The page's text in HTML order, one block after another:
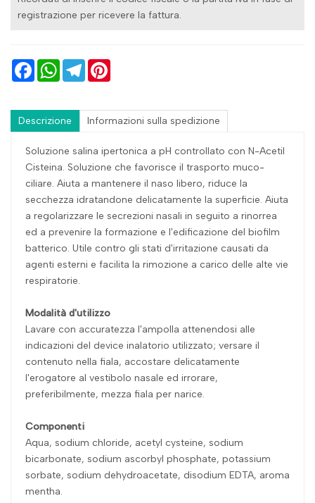
registrazione per ricevere la fattura.
FacebookWhatsAppTelegram
Descrizione Informazioni sulla spedizione
Soluzione salina ipertonica a pH controllato con N-Acetil
Cisteina. Soluzione che favorisce il trasporto muco-
ciliare. Aiuta a mantenere il naso libero, riduce la
secchezza idratandone delicatamente la superficie. Aiuta
a regolarizzare le secrezioni nasali in seguito a rinorrea
ed a prevenire la formazione e l'edificazione del biofilm
batterico. Utile contro gli stati d'irritazione causati da
agenti esterni e facilita la rimozione a carico delle alte vie
respiratorie.
Modalità d'utilizzo
Lavare con accuratezza l'ampolla attenendosi alle
indicazioni del device inalatorio utilizzato; versare il
contenuto nella fiala, accostare delicatamente
l'erogatore al vestibolo nasale ed irrorare,
preferibilmente, mezza fiala per narice.
Componenti
Aqua, sodium chloride, acetyl cysteine, sodium
bicarbonate, sodium ascorbyl phosphate, potassium
sorbate, sodium dehydroacetate, disodium EDTA, aroma
mentha.